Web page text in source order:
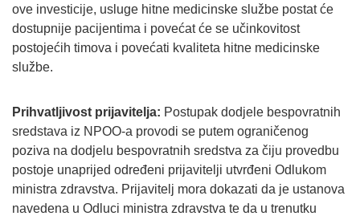
ove investicije, usluge hitne medicinske službe postat će
dostupnije pacijentima i povećat će se učinkovitost
postojećih timova i povećati kvaliteta hitne medicinske
službe.
Prihvatljivost prijavitelja: Postupak dodjele bespovratnih
sredstava iz NPOO-a provodi se putem ograničenog
poziva na dodjelu bespovratnih sredstva za čiju provedbu
postoje unaprijed određeni prijavitelji utvrđeni Odlukom
ministra zdravstva. Prijavitelj mora dokazati da je ustanova
navedena u Odluci ministra zdravstva te da u trenutku